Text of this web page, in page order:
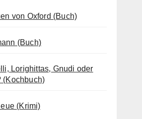
von Oxford (Buch)
(Buch)
Lorighittas, Gnudi oder
(Kochbuch)
(Krimi)